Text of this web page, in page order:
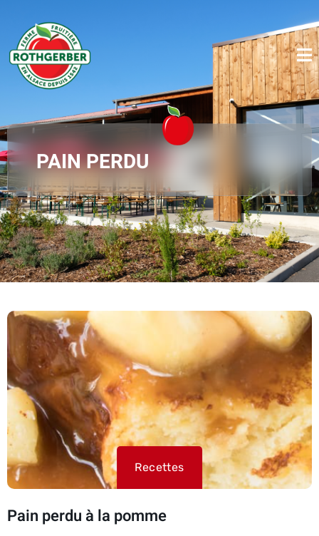
PAIN PERDU
Recettes
Pain perdu à la pomme